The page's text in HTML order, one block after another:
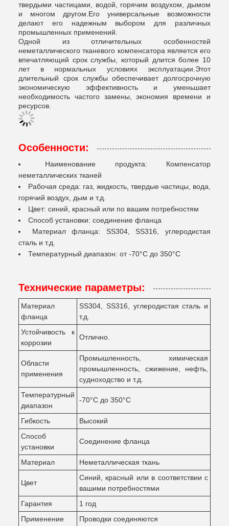
твердыми частицами, водой, горячим воздухом, дымом
и многом другом.Его универсальные возможности
делают его надежным выбором для различных
промышленных применений.
Одной из отличительных особенностей
неметаллического тканевого компенсатора является его
впечатляющий срок службы, который длится более 10
лет в нормальных условиях эксплуатации.Этот
длительный срок службы обеспечивает долгосрочную
экономическую эффективность и уменьшает
необходимость частого замены, экономия времени и
ресурсов.
Особенности:
Наименование продукта: Компенсатор
неметаллических тканей
Рабочая среда: газ, жидкость, твердые частицы, вода,
горячий воздух, дым и т.д.
Цвет: синий, красный или по вашим потребностям
Способ установки: соединение фланца
Материал фланца: SS304, SS316, углеродистая
сталь и т.д.
Температурный диапазон: от -70°C до 350°C
Технические параметры:
Материал
фланца
SS304, SS316, углеродистая сталь и
т.д.
Устойчивость к
коррозии
Отлично.
Области
применения
Промышленность, химическая
промышленность, сжижение, нефть,
судноходство и т.д.
Температурный
диапазон
-70°C до 350°C
Гибкость
Высокий
Способ
установки
Соединение фланца
Материал Неметаллическая ткань
Цвет
Синий, красный или в соответствии с
вашими потребностями
Гарантия
1 год
Применение
Проводки соединяются